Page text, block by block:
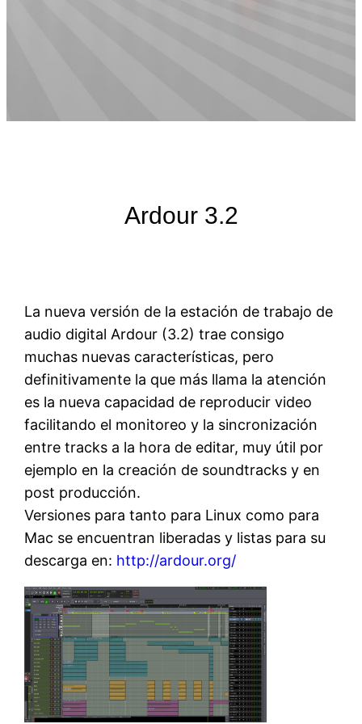
Ardour 3.2
La nueva versión de la estación de trabajo de
audio digital Ardour (3.2) trae consigo
muchas nuevas características, pero
definitivamente la que más llama la atención
es la nueva capacidad de reproducir video
facilitando el monitoreo y la sincronización
entre tracks a la hora de editar, muy útil por
ejemplo en la creación de soundtracks y en
post producción.
Versiones para tanto para Linux como para
Mac se encuentran liberadas y listas para su
descarga en: http://ardour.org/